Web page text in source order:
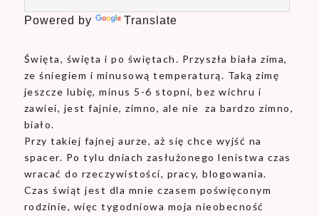
Powered by Translate
Święta, święta i po świętach. Przyszła biała zima,
ze śniegiem i minusową temperaturą. Taką zimę
jeszcze lubię, minus 5-6 stopni, bez wichru i
zawiei, jest fajnie, zimno, ale nie za bardzo zimno,
biało.
Przy takiej fajnej aurze, aż się chce wyjść na
spacer. Po tylu dniach zasłużonego lenistwa czas
wracać do rzeczywistości, pracy, blogowania.
Czas świąt jest dla mnie czasem poświęconym
rodzinie, więc tygodniowa moja nieobecność